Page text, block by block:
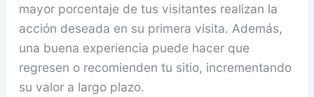
mayor porcentaje de tus visitantes realizan la
acción deseada en su primera visita. Además,
una buena experiencia puede hacer que
regresen o recomienden tu sitio, incrementando
su valor a largo plazo.